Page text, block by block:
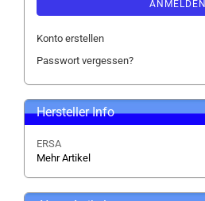
ANMELDEN
Konto erstellen
Passwort vergessen?
Hersteller Info
ERSA
Mehr Artikel